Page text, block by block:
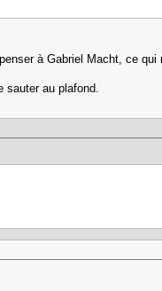
à Gabriel Macht, ce
sauter au plafond.